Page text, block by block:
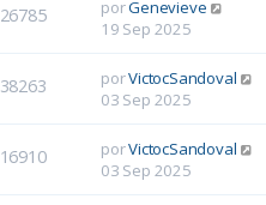
26785 porGenevieve
19 Sep 2025
38263 porVictocSandoval
03 Sep 2025
16910 porVictocSandoval
03 Sep 2025